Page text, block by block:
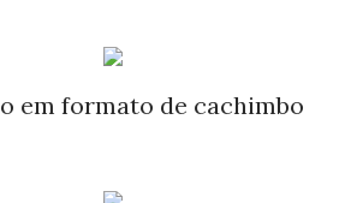
em formato de cachimbo